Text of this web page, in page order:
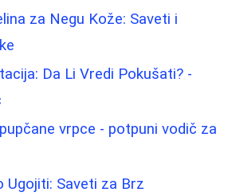
za Negu Kože: Saveti i
Da Li Vredi Pokušati? -
vrpce - potpuni vodič za
Ugojiti: Saveti za Brz